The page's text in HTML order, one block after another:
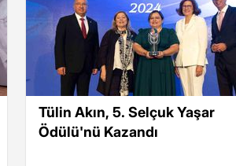
Tülin Akın, 5. Selçuk Yaşar
Ödülü'nü Kazandı